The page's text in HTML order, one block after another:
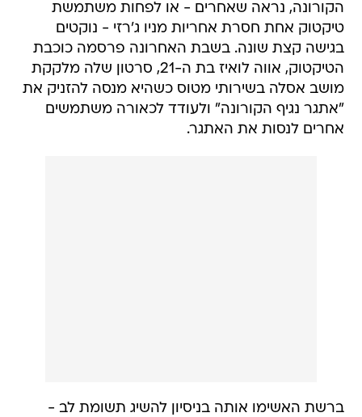
הקורונה, נראה שאחרים - או לפחות משתמשת
טיקטוק אחת חסרת אחריות מניו ג'רזי - נוקטים
בגישה קצת שונה. בשבת האחרונה פרסמה כוכבת
הטיקטוק, אווה לואיז בת ה-21, סרטון שלה מלקקת
מושב אסלה בשירותי מטוס כשהיא מנסה להזניק את
"אתגר נגיף הקורונה" ולעודד לכאורה משתמשים
אחרים לנסות את האתגר.
ברשת האשימו אותה בניסיון להשיג תשומת לב -